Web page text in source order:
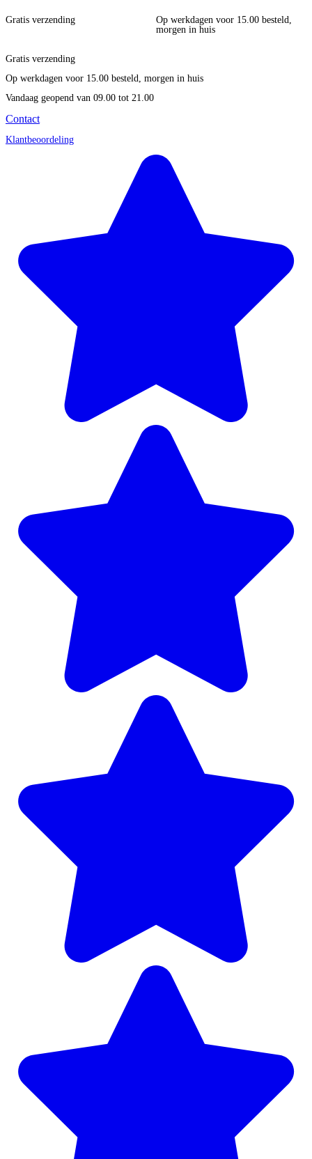
Gratis verzending
Op werkdagen voor 15.00 besteld,
morgen in huis
Gratis verzending
Op werkdagen voor 15.00 besteld, morgen in huis
Vandaag geopend van 09.00 tot 21.00
Contact
Klantbeoordeling